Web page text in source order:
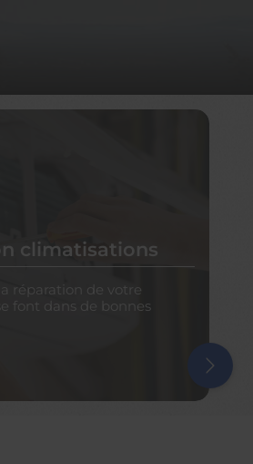
complets pour l’entretien et la
de vos appareils.